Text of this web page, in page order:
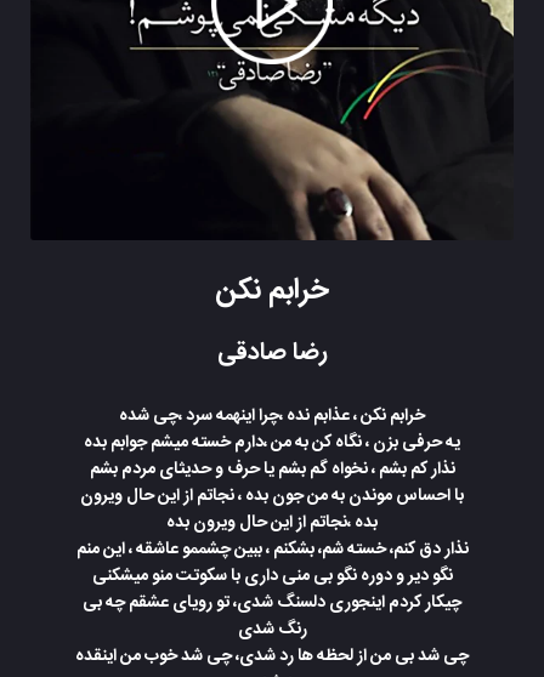
خرابم نکن
رضا صادقی
خرابم نکن ، عذابم نده ،چرا اینهمه سرد ،چی شده
یه حرفی بزن ، نگاه کن به من ،دارم خسته میشم جوابم بده
نذار کم بشم ، نخواه گم بشم یا حرف و حدیثای مردم بشم
با احساس موندن به من جون بده ، نجاتم از این حال ویرون
بده ،نجاتم از این حال ویرون بده
نذار دق کنم، خسته شم، بشکنم ، ببین چشممو عاشقه ، این منم
نگو دیر و دوره نگو بی منی داری با سکوتت منو میشکنی
چیکار کردم اینجوری دلسنگ شدی، تو رویای عشقم چه بی
رنگ شدی
چی شد بی من از لحظه ها رد شدی، چی شد خوب من اینقده